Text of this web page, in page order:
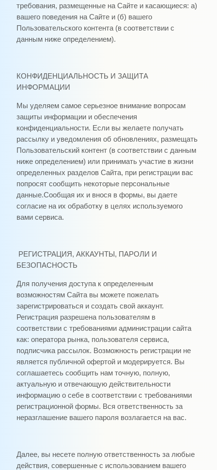
требования, размещенные на Сайте и касающиеся: а)
вашего поведения на Сайте и (б) вашего
Пользовательского контента (в соответствии с
данным ниже определением).
КОНФИДЕНЦИАЛЬНОСТЬ И ЗАЩИТА
ИНФОРМАЦИИ
Мы уделяем самое серьезное внимание вопросам
защиты информации и обеспечения
конфиденциальности. Если вы желаете получать
рассылку и уведомления об обновлениях, размещать
Пользовательский контент (в соответствии с данным
ниже определением) или принимать участие в жизни
определенных разделов Сайта, при регистрации вас
попросят сообщить некоторые персональные
данные.Сообщая их и внося в формы, вы даете
согласие на их обработку в целях используемого
вами сервиса.
РЕГИСТРАЦИЯ, АККАУНТЫ, ПАРОЛИ И
БЕЗОПАСНОСТЬ
Для получения доступа к определенным
возможностям Сайта вы можете пожелать
зарегистрироваться и создать свой аккаунт.
Регистрация разрешена пользователям в
соответствии с требованиями администрации сайта
как: оператора рынка, пользователя сервиса,
подписчика рассылок. Возможность регистрации не
является публичной офертой и модерируется. Вы
соглашаетесь сообщить нам точную, полную,
актуальную и отвечающую действительности
информацию о себе в соответствии с требованиями
регистрационной формы. Вся ответственность за
неразглашение вашего пароля возлагается на вас.
Далее, вы несете полную ответственность за любые
действия, совершенные с использованием вашего